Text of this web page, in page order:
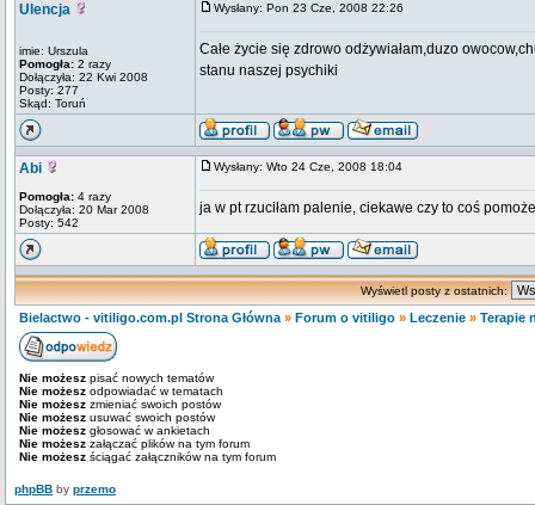
Ulencja
imie: Urszula
Pomogła: 2 razy
Dołączyła: 22 Kwi 2008
Posty: 277
Skąd: Toruń
Wysłany: Pon 23 Cze, 2008 22:26
Całe życie się zdrowo odżywiałam,duzo
stanu naszej psychiki
Abi
Pomogła: 4 razy
Dołączyła: 20 Mar 2008
Posty: 542
Wysłany: Wto 24 Cze, 2008 18:04
ja w pt rzuciłam palenie, ciekawe czy to coś
Wyświetl posty z ostatnich:
Bielactwo - vitiligo.com.pl Strona Główna » Forum o vitiligo » Leczenie » Terapie
Nie możesz pisać nowych tematów
Nie możesz odpowiadać w tematach
Nie możesz zmieniać swoich postów
Nie możesz usuwać swoich postów
Nie możesz głosować w ankietach
Nie możesz załączać plików na tym forum
Nie możesz ściągać załączników na tym forum
phpBB by przemo